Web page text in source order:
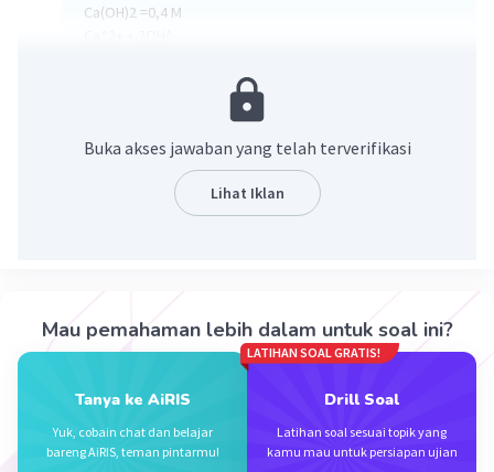
Ca(OH)2 =0,4 M
PH=14-POH
Buka akses jawaban yang telah terverifikasi
Lihat Iklan
Mau pemahaman lebih dalam untuk soal ini?
Tanya ke AiRIS
Yuk, cobain chat dan belajar
bareng AiRIS, teman pintarmu!
LATIHAN SOAL GRATIS!
Drill Soal
Latihan soal sesuai topik yang
kamu mau untuk persiapan ujian